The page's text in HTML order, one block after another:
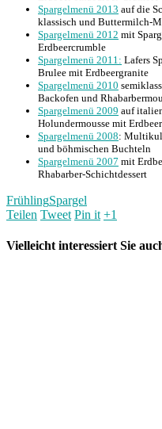
Spargelmenü 2013 auf die
klassisch und Buttermilch-
Spargelmenü 2012 mit
Erdbeercrumble
Spargelmenü 2011: Lafers
Brulee mit Erdbeergranite
Spargelmenü 2010
Backofen und
Spargelmenü 2009 auf
Holundermousse mit
Spargelmenü 2008:
und böhmischen Buchteln
Spargelmenü 2007 mit
Rhabarber-Schichtdessert
FrühlingSpargel
Teilen Tweet Pin it +1
Vielleicht interessiert Sie